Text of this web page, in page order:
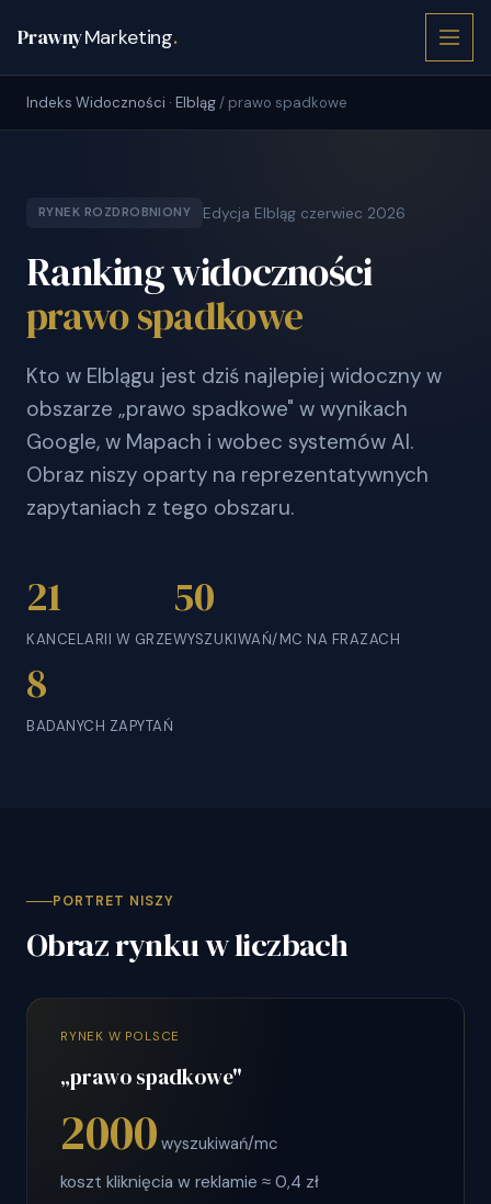
PrawnyMarketing.
Indeks Widoczności · Elbląg / prawo spadkowe
RYNEK ROZDROBNIONY Edycja Elbląg czerwiec 2026
Ranking widoczności
prawo spadkowe
Kto w Elblągu jest dziś najlepiej widoczny w
obszarze „prawo spadkowe" w wynikach
Google, w Mapach i wobec systemów AI.
Obraz niszy oparty na reprezentatywnych
zapytaniach z tego obszaru.
21
KANCELARII W GRZE
50
WYSZUKIWAŃ/MC NA FRAZACH
8
BADANYCH ZAPYTAŃ
PORTRET NISZY
Obraz rynku w liczbach
RYNEK W POLSCE
„prawo spadkowe"
2000 wyszukiwań/mc
koszt kliknięcia w reklamie ≈ 0,4 zł